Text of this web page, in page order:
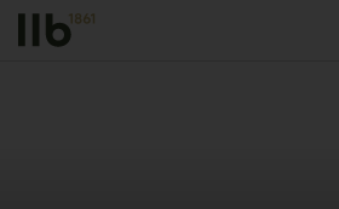
Alerts.Headline